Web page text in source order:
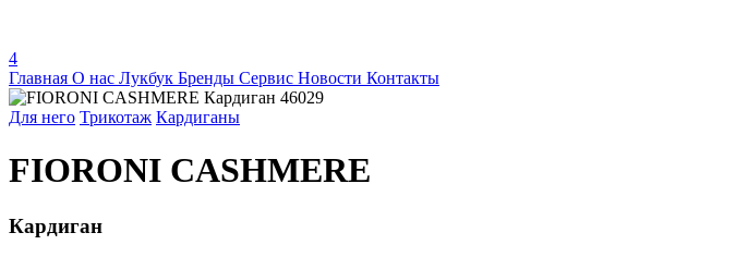
4
Главная О нас Лукбук Бренды Сервис Новости Контакты
Для него Трикотаж Кардиганы
FIORONI CASHMERE
Кардиган